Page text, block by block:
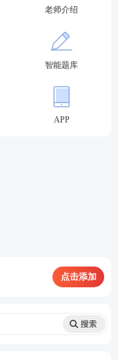
事和高级管理人
老师介绍
智能题库
APP
点击添加